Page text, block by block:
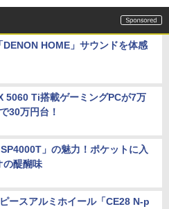
DENON HOME」サウンドを体感
5060 Ti搭載ゲーミングPCが7万
30万円台！
」の魅力！ポケットに入
の醍醐味
ースアルミホイール「CE28 N-p